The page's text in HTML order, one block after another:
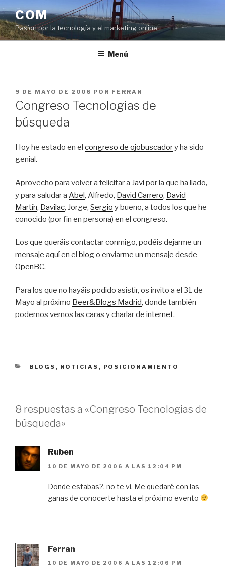
al
contenido
COM
Pasíon por la tecnología y el marketing online
Menú
PUBLICADO
EL
9 DE MAYO DE 2006 POR FERRAN
Congreso Tecnologias de
búsqueda
Hoy he estado en el congreso de ojobuscadory ha sido
genial.
Aprovecho para volver a felicitar a Javi por la que ha liado,
y para saludar a Abel, Alfredo, David Carrero, David
Martín, Davilac, Jorge, Sergio y bueno, a todos los que he
conocido (por fin en persona) en el congreso.
Los que queráis contactar conmigo, podéis dejarme un
mensaje aquí en el blogo enviarme un mensaje desde
OpenBC.
Para los que no hayáis podido asistir, os invito a el 31 de
Mayo al próximo Beer&Blogs Madrid, donde también
podemos vernos las caras y charlar de internet.
CATEGORÍAS
BLOGS , NOTICIAS , POSICIONAMIENTO
8 respuestas a «Congreso Tecnologias de
búsqueda»
Ruben
10 DE MAYO DE 2006 A LAS 12:04 PM
Donde estabas?, no te vi. Me quedaré con las
ganas de conocerte hasta el próximo evento
Ferran
10 DE MAYO DE 2006 A LAS 12:06 PM